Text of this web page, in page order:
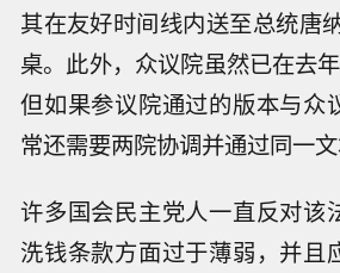
其在友好时间线内送至总统唐
桌。此外，众议院虽然已在去
但如果参议院通过的版本与众
常还需要两院协调并通过同一文
许多国会民主党人一直反对该
洗钱条款方面过于薄弱，并且